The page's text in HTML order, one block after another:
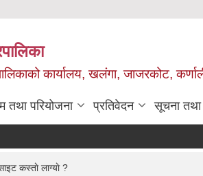
कार्यालय, खलंगा, जाजरकोट,
तथा परियोजना प्रतिवेदन सूचना तथा
कस्ताे लाग्याे ?